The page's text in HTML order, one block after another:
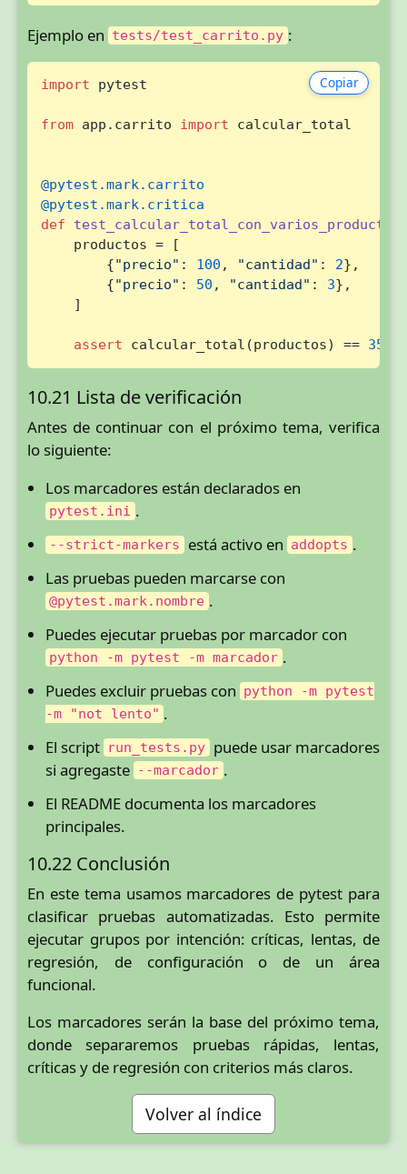
Ejemplo en tests/test_carrito.py :
Copiar
import pytest
from app.carrito import calcular_total
@pytest.mark.carrito
@pytest.mark.critica
def
    productos = [
        {
"precio" : 100 , "cantidad" : 2},
        {
"precio" : 50 , "cantidad" : 3},
    ]
assert calcular_total(productos) == 350
10.21 Lista de verificación
Antes de continuar con el próximo tema, verifica
lo siguiente:
Los marcadores están declarados en
pytest.ini .
--strict-markers está activo en addopts .
Las pruebas pueden marcarse con
@pytest.mark.nombre .
Puedes ejecutar pruebas por marcador con
python -m pytest -m marcador .
Puedes excluir pruebas con python -m pytest
-m "not lento" .
El script run_tests.py puede usar marcadores
si agregaste --marcador .
El README documenta los marcadores
principales.
10.22 Conclusión
En este tema usamos marcadores de pytest para
clasificar pruebas automatizadas. Esto permite
ejecutar grupos por intención: críticas, lentas, de
regresión, de configuración o de un área
funcional.
Los marcadores serán la base del próximo tema,
donde separaremos pruebas rápidas, lentas,
críticas y de regresión con criterios más claros.
Volver al índice